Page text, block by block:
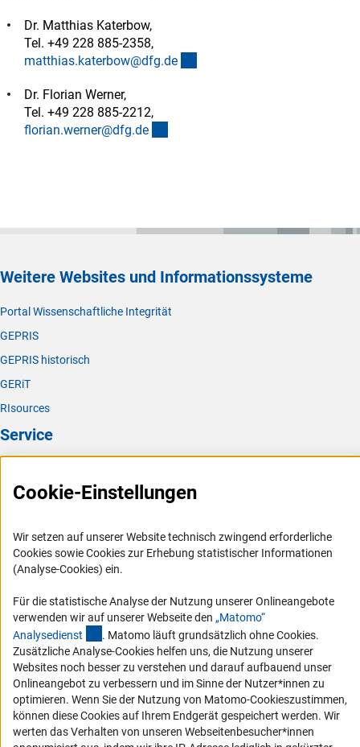
Dr. Matthias Katerbow,
Tel. +49 228 885-2358,
matthias.katerbow@dfg.de
Dr. Florian Werner,
Tel. +49 228 885-2212,
florian.werner@dfg.de
Weitere Websites und Informationssysteme
Portal Wissenschaftliche Integrität
GEPRIS
GEPRIS historisch
GERiT
RIsources
Service
FAQ
Logo und Corporate Design
RSS-Feeds
Vergabeverfahren
Barrierefreiheit
Service und Informationen für Menschen mit Behinderungen
Erklärung zur Barrierefreiheit
Barriere melden
Cookie-Einstellungen
Wir setzen auf unserer Website technisch zwingend erforderliche
Cookies sowie Cookies zur Erhebung statistischer Informationen
(Analyse-Cookies) ein.
Für die statistische Analyse der Nutzung unserer Onlineangebote
verwenden wir auf unserer Webseite den „Matomo“
Analysedienst (externer Link)
. Matomo läuft grundsätzlich ohne Cookies.
Zusätzliche Analyse-Cookies helfen uns, die Nutzung unserer
Websites noch besser zu verstehen und darauf aufbauend unser
Onlineangebot zu verbessern und im Sinne der Nutzer*innen zu
optimieren. Wenn Sie der Nutzung von Matomo-Cookieszustimmen,
können diese Cookies auf Ihrem Endgerät gespeichert werden. Wir
werten das Verhalten von unseren Webseitenbesucher*innen